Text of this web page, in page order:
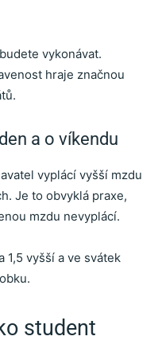
vykonávat.
hraje značnou
a o víkendu
vyplácí vyšší mzdu
Je to obvyklá praxe,
mzdu nevyplácí.
1,5 vyšší a ve svátek
student